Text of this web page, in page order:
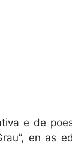
e de
en as